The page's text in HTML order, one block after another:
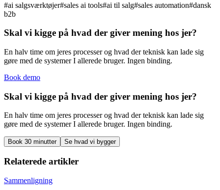
#ai salgsværktøjer#sales ai tools#ai til salg#sales automation#dansk
b2b
Skal vi kigge på hvad der giver mening hos jer?
En halv time om jeres processer og hvad der teknisk kan lade sig
gøre med de systemer I allerede bruger. Ingen binding.
Book demo
Skal vi kigge på hvad der giver mening hos jer?
En halv time om jeres processer og hvad der teknisk kan lade sig
gøre med de systemer I allerede bruger. Ingen binding.
Book 30 minutter Se hvad vi bygger
Relaterede artikler
Sammenligning